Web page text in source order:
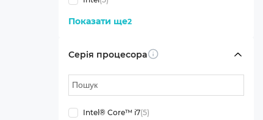
Показати ще2
Серія процесора Info
Intel® Core™ i7(5)